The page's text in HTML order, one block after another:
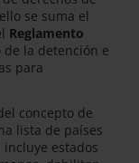
se suma el
Reglamento
la detención e
para
concepto de
lista de países
estados